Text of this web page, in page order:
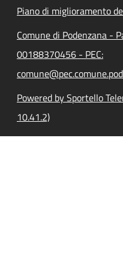
Piano di miglioramento
Comune di Podenzana -
00188370456 - PEC:
Powered by Sportello
10.41.2)